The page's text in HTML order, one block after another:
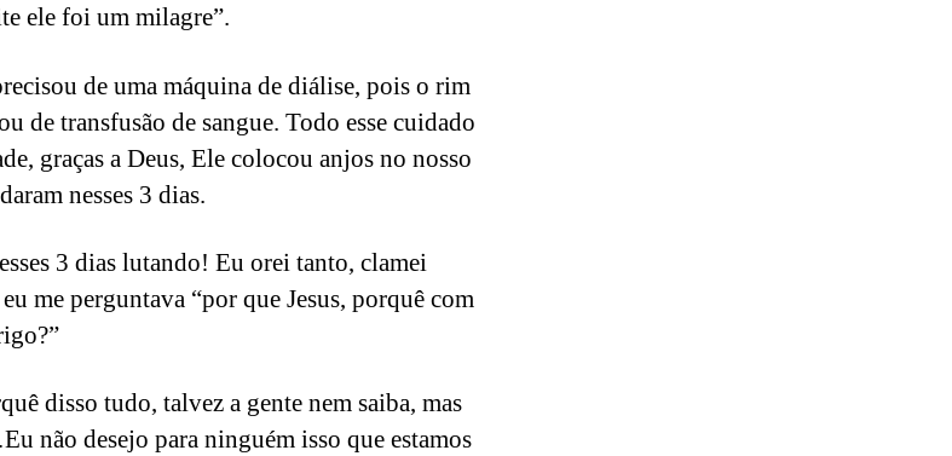
ele foi um milagre”.
de uma máquina de diálise, pois o rim
de transfusão de sangue. Todo esse cuidado
graças a Deus, Ele colocou anjos no nosso
nesses 3 dias.
3 dias lutando! Eu orei tanto, clamei
me perguntava “por que Jesus, porquê com
disso tudo, talvez a gente nem saiba, mas
não desejo para ninguém isso que estamos